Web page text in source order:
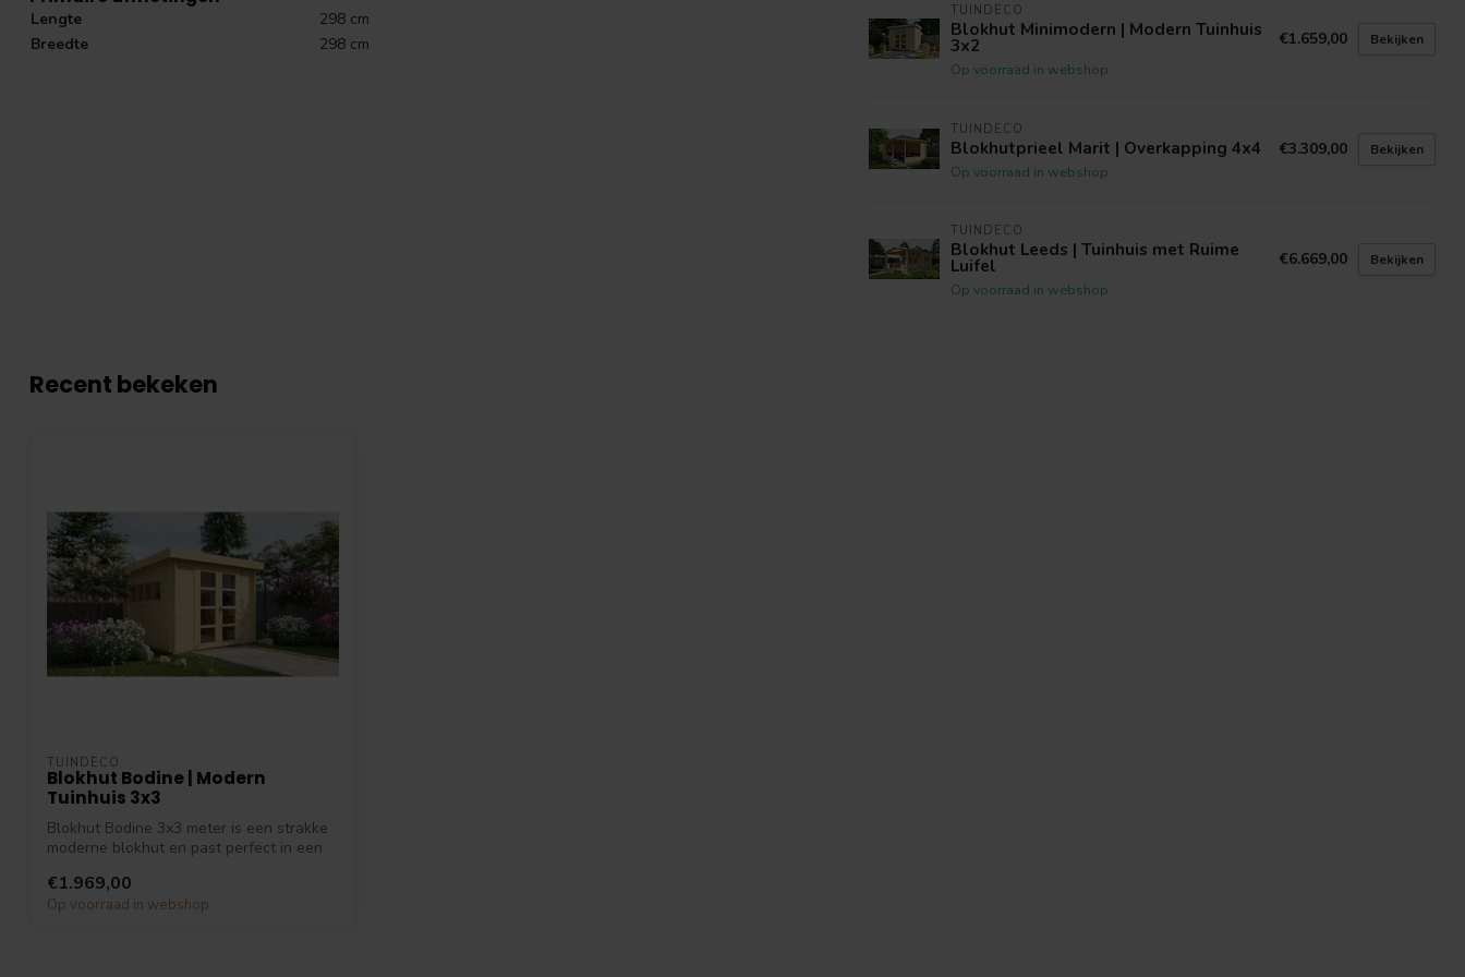
Lengte
298 cm
Breedte
298 cm
TUINDECO
Blokhut Minimodern | Modern Tuinhuis
3x2
Op voorraad in webshop
€1.659,00 Bekijken
TUINDECO
Blokhutprieel Marit | Overkapping 4x4
Op voorraad in webshop
€3.309,00 Bekijken
TUINDECO
Blokhut Leeds | Tuinhuis met Ruime
Luifel
Op voorraad in webshop
€6.669,00 Bekijken
Recent bekeken
TUINDECO
Blokhut Bodine | Modern
Tuinhuis 3x3
Blokhut Bodine 3x3 meter is een strakke
moderne blokhut en past perfect in een
€1.969,00
Op voorraad in webshop